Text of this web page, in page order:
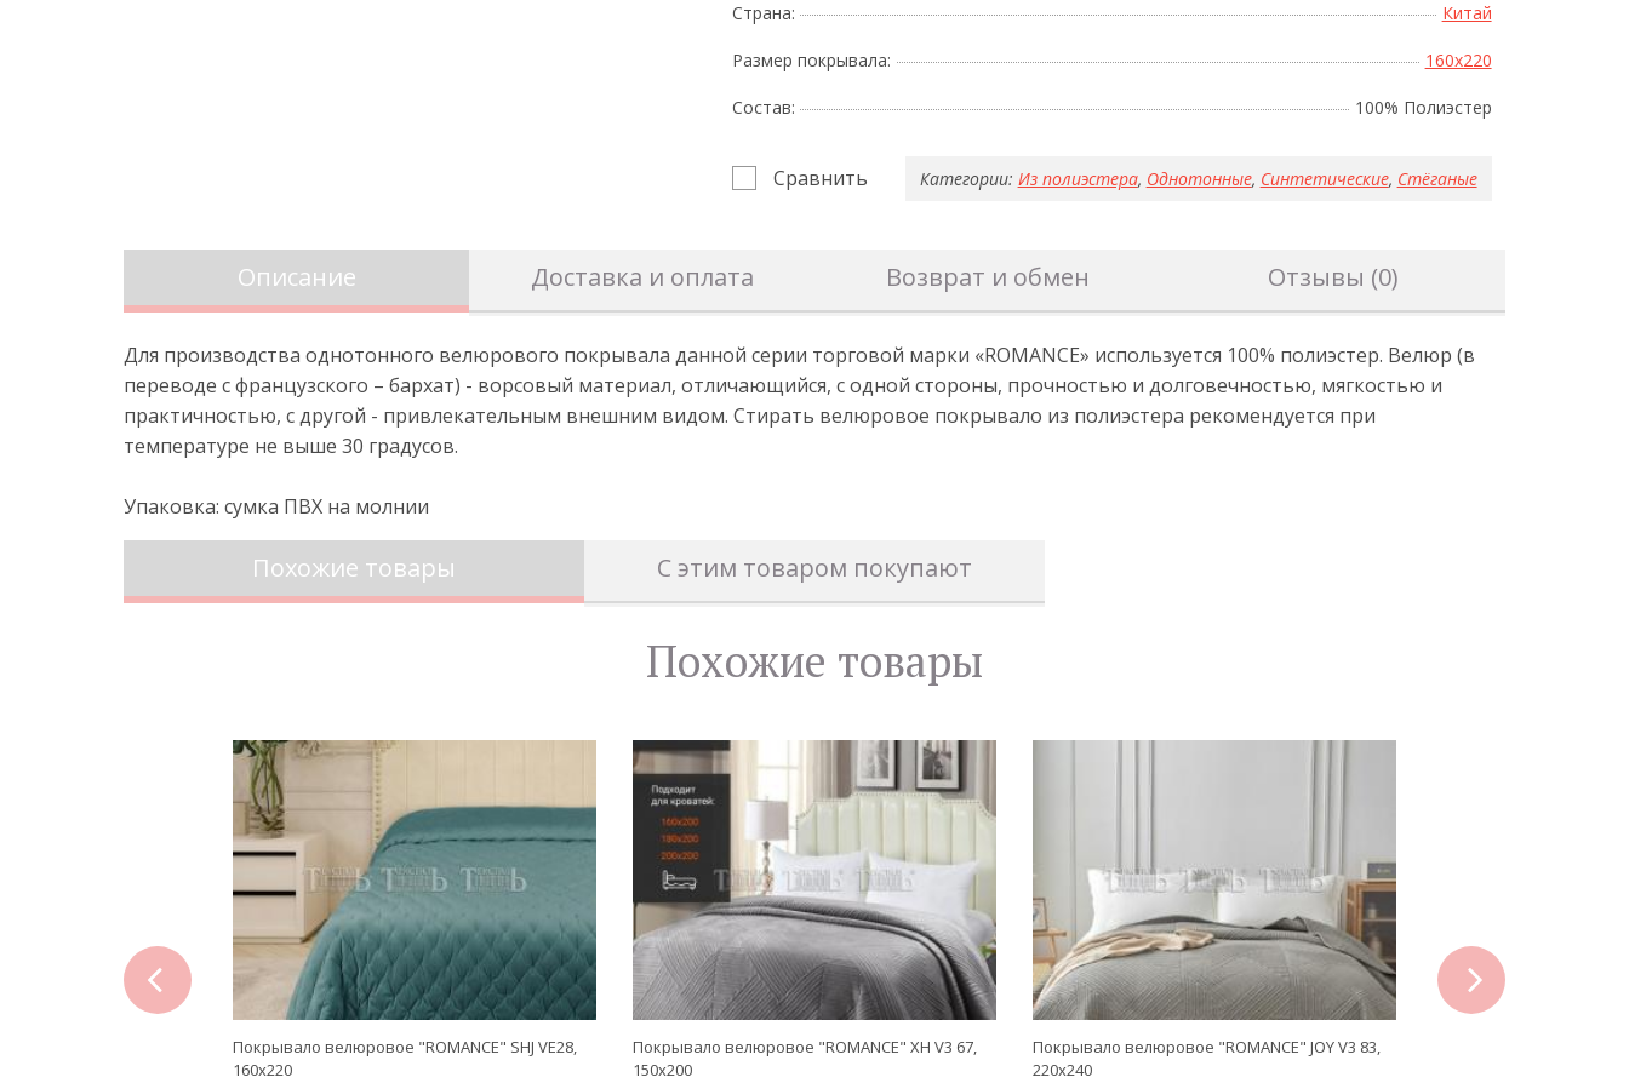
Страна: Китай
Размер покрывала: 160x220
Состав: 100% Полиэстер
Сравнить Категории: Из полиэстера, Однотонные, Синтетические, Стёганые
Описание Доставка и оплата Возврат и обмен Отзывы (0)
Для производства однотонного велюрового покрывала данной серии торговой марки «ROMANCE» используется 100% полиэстер. Велюр (в
переводе с французского – бархат) - ворсовый материал, отличающийся, с одной стороны, прочностью и долговечностью, мягкостью и
практичностью, с другой - привлекательным внешним видом. Стирать велюровое покрывало из полиэстера рекомендуется при
температуре не выше 30 градусов.
Упаковка: сумка ПВХ на молнии
Похожие товары С этим товаром покупают
Похожие товары
Покрывало велюровое "ROMANCE" SHJ VE28,
160х220
Покрывало велюровое "ROMANCE" XH V3 67,
150х200
Покрывало велюровое "ROMANCE" JOY V3 83,
220х240
next